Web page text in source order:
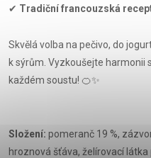
✔ Tradiční francouzská
Skvělá volba na pečivo, do
k sýrům. Vyzkoušejte harmonii
každém soustu! 🍊✨
Složení: pomeranč 19 %,
hroznová šťáva, želírovací